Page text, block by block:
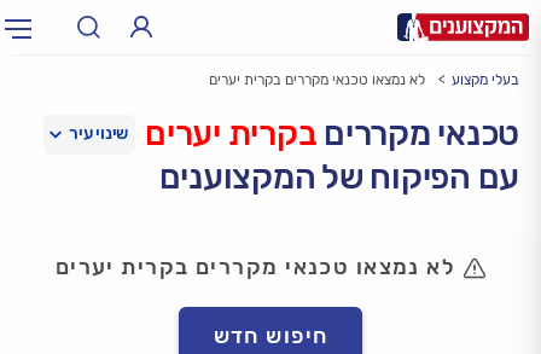
עירעיר: תל אביב, חיפה…
בעלי מקצוע לא נמצאו טכנאי מקררים בקרית יערים
טכנאי מקררים בקרית יערים
עם הפיקוח של המקצוענים
לא נמצאו טכנאי מקררים בקרית יערים
חיפוש חדש